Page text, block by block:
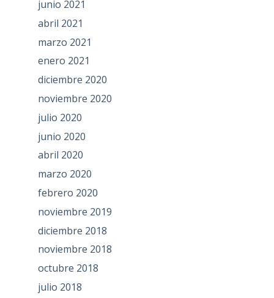
junio 2021
abril 2021
marzo 2021
enero 2021
diciembre 2020
noviembre 2020
julio 2020
junio 2020
abril 2020
marzo 2020
febrero 2020
noviembre 2019
diciembre 2018
noviembre 2018
octubre 2018
julio 2018